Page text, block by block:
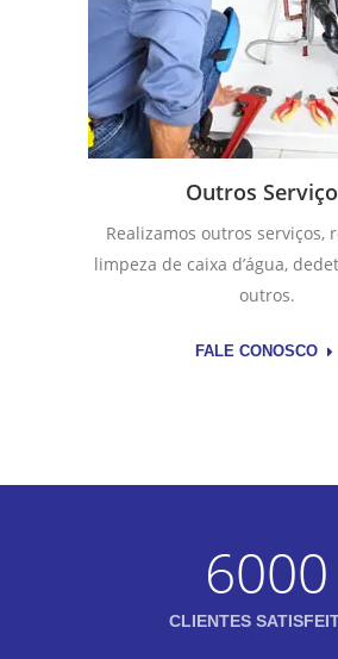
Outros
Realizamos outros serviços,
limpeza de caixa d’água,
outros.
FALE CONOSCO
6000
CLIENTES